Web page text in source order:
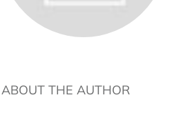
ABOUT THE AUTHOR